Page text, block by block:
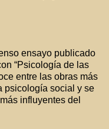
ensayo publicado
“Psicología de las
entre las obras más
psicología social y se
influyentes del